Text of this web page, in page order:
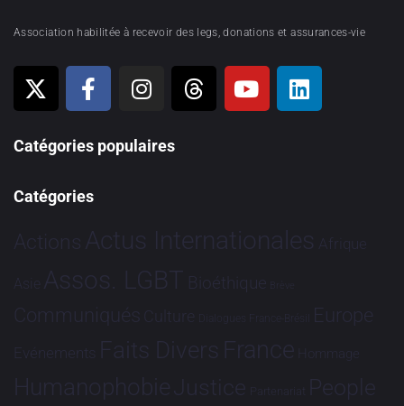
Association habilitée à recevoir des legs, donations et assurances-vie
Catégories populaires
Catégories
Actions Actus Internationales Afrique
Asie Assos. LGBT Bioéthique Brève
Communiqués Culture Dialogues France-Brésil Europe
Evénements Faits Divers France Hommage
HumanophobieJustice Partenariat People